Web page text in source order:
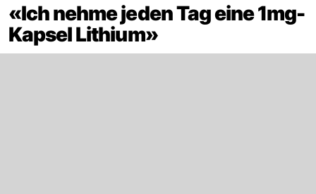
«Ich nehme jeden Tag eine 1mg-
Kapsel Lithium»